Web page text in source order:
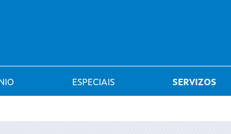
ESPECIAIS SERVIZOS